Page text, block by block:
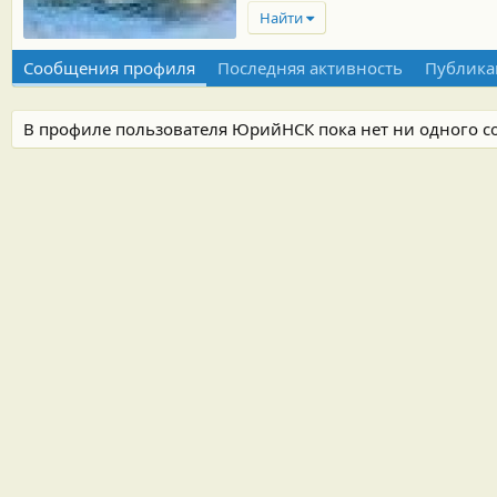
Найти
Сообщения профиля Последняя активность
В профиле пользователя ЮрийНСК пока нет ни одного